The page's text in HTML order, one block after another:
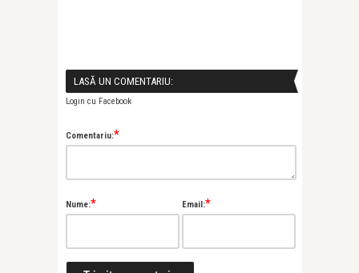
LASĂ UN COMENTARIU:
Login cu Facebook
Comentariu:*
Nume:* Email:*